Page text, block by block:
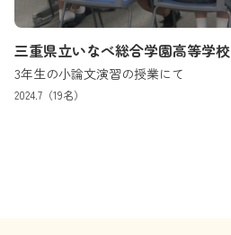
三重県立いなべ総合学園高等学校
3年生の小論文演習の授業にて
2024.7（19名）